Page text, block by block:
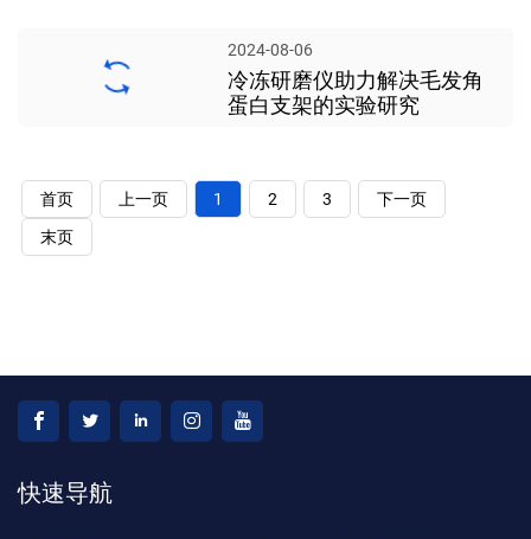
2024-08-06
冷冻研磨仪助力解决毛发角
蛋白支架的实验研究
首页 上一页 1 2 3
下一页
末页
快速导航